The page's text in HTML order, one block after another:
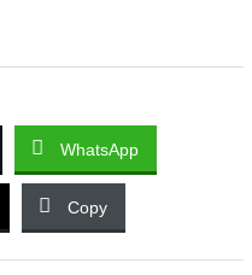
WhatsApp
Copy